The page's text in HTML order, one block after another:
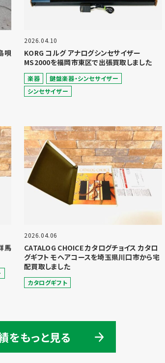
唄
2026.04.10
KORG コルグ アナログシンセサイザー
MS2000を福岡市東区で出張買取しました
楽器
鍵盤楽器・シンセサイザー
シンセサイザー
馬
2026.04.06
CATALOG CHOICE カタログチョイス カタロ
グギフト モヘアコースを埼玉県川口市から宅
配買取しました
カタログギフト
をもっと見る